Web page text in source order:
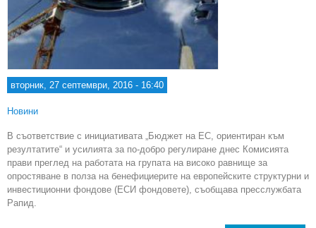
вторник, 27 септември, 2016 - 16:40
Новини
В съответствие с инициативата „Бюджет на ЕС, ориентиран към
резултатите“ и усилията за по-добро регулиране днес Комисията
прави преглед на работата на групата на високо равнище за
опростяване в полза на бенефициерите на европейските структурни и
инвестиционни фондове (ЕСИ фондовете), съобщава пресслужбата
Рапид.